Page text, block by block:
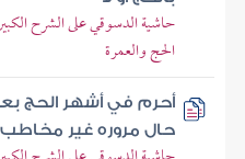
حاشية الدسوقي على الشرح
الحج والعمرة
أحرم في أشهر الحج
حال مروره غير مخاطب